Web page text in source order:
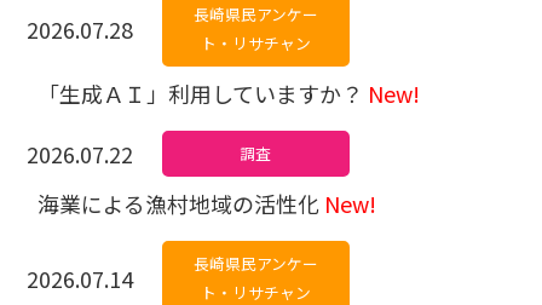
2026.07.28
長崎県民アンケー
ト・リサチャン
「生成ＡＩ」利用していますか？ New!
2026.07.22
調査
海業による漁村地域の活性化 New!
2026.07.14
長崎県民アンケー
ト・リサチャン